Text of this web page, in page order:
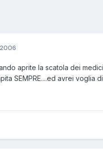
aprite la scatola dei
SEMPRE....ed avrei